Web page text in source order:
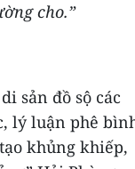
cho.”
sản đồ sộ các
lý luận phê
khủng khiếp,